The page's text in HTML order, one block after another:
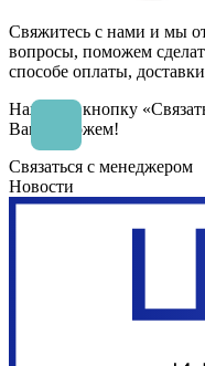
Свяжитесь с нами и мы
вопросы, поможем
способе оплаты,
Нажмите кнопку
Вам поможем!
Связаться с менеджером
Новости